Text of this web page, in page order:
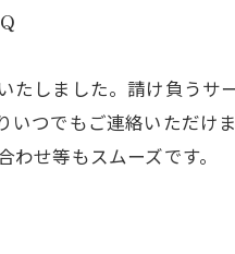
しました。請け負う
つでもご連絡いただけ
せ等もスムーズです。